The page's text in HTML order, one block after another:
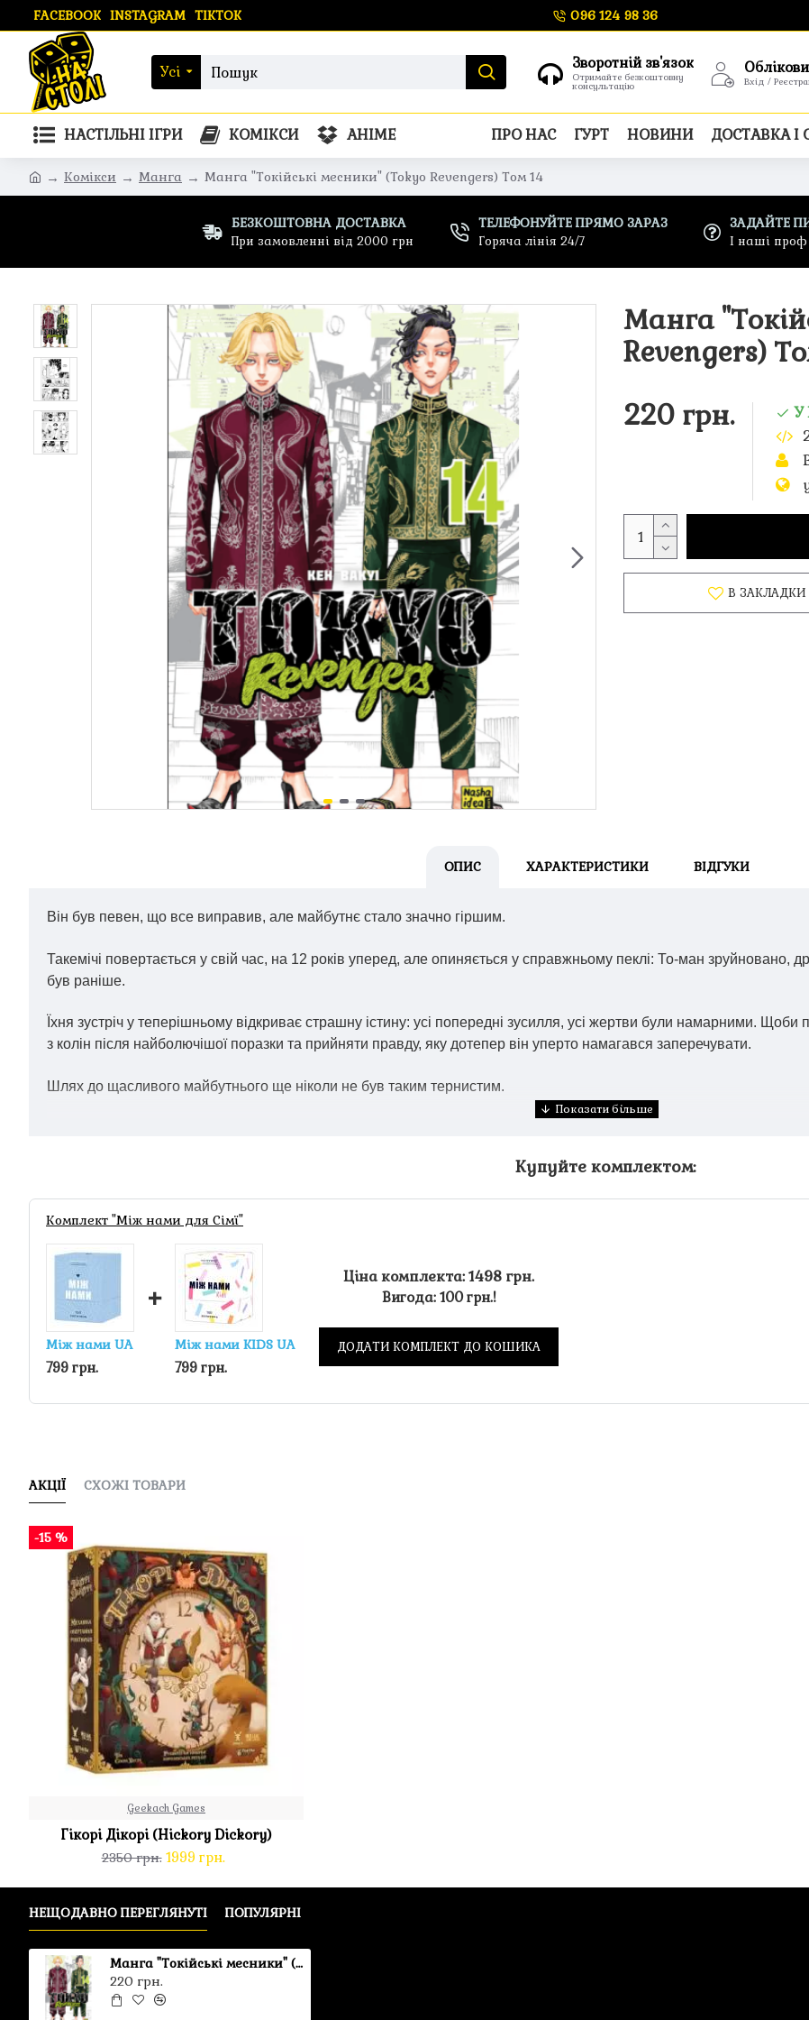
FACEBOOK INSTAGRAM TIKTOK 096 124 98 36
Усі
Зворотній зв'язок
Отримайте безкоштовну
консультацію Вхід /
НАСТІЛЬНІ ІГРИ КОМІКСИ АНІМЕ ПРО НАС ГУРТ НОВИНИ ДОСТАВКА І
Комікси Манга Манга "Токійські месники" (Tokyo Revengers) Том 14
БЕЗКОШТОВНА ДОСТАВКА
При замовленні від 2000 грн
ТЕЛЕФОНУЙТЕ ПРЯМО ЗАРАЗ
Горяча лінія 24/7
ЗАДАЙТЕ
І наші
Манга
Revengers)
220 грн.
У
В ЗАКЛАДКИ
ОПИС ХАРАКТЕРИСТИКИ ВІДГУКИ
Він був певен, що все виправив, але майбутнє стало значно гіршим.
Такемічі повертається у свій час, на 12 років уперед, але опиняється у справжньому пеклі: То-ман зруйновано,
був раніше.
Їхня зустріч у теперішньому відкриває страшну істину: усі попередні зусилля, усі жертви були намарними. Щоби
з колін після найболючішої поразки та прийняти правду, яку дотепер він уперто намагався заперечувати.
Шлях до щасливого майбутнього ще ніколи не був таким тернистим.
Купуйте комплектом:
Комплект "Між нами для Сімї"
Між нами UA
799 грн.
+
Між нами KIDS UA
799 грн.
Ціна комплекта: 1498 грн.
Вигода: 100 грн.!
ДОДАТИ КОМПЛЕКТ ДО КОШИКА
АКЦІЇ СХОЖІ ТОВАРИ
-15 %
Geekach Games
Гікорі Дікорі (Hickory Dickory)
2350 грн. 1999 грн.
НЕЩОДАВНО ПЕРЕГЛЯНУТІ ПОПУЛЯРНІ
Манга "Токійські месники" (Tokyo Revengers) Том 14
220 грн.